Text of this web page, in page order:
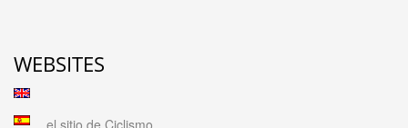
WEBSITES
el sitio de Ciclismo